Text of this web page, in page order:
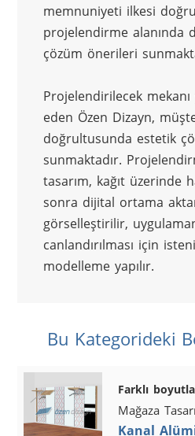
memnuniyeti ilkesi
projelendirme alanında
çözüm önerileri
Projelendirilecek
eden Özen Dizayn,
doğrultusunda estetik
sunmaktadır.
tasarım, kağıt üzerinde
sonra dijital ortama
görselleştirilir,
canlandırılması için
modelleme yapılır.
Bu Kategorideki
Farklı
Mağaza
Kanal